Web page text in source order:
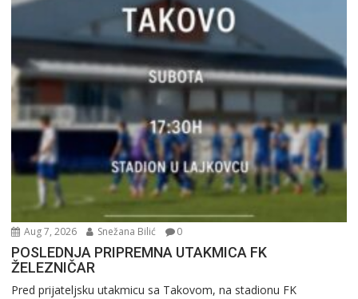
Aug 7, 2026 Snežana Bilić 0
POSLEDNJA PRIPREMNA UTAKMICA FK
ŽELEZNIČAR
Pred prijateljsku utakmicu sa Takovom, na stadionu FK